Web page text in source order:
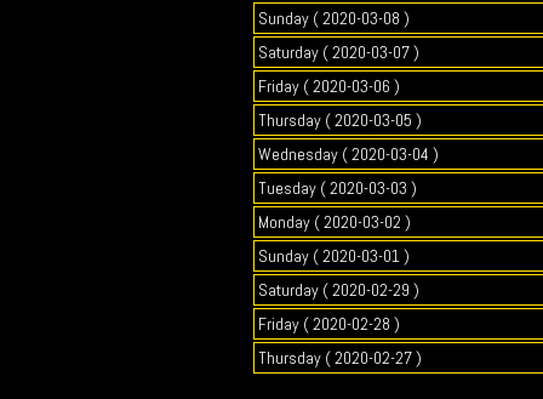
Sunday ( 2020-03-08 )
Saturday ( 2020-03-07 )
Friday ( 2020-03-06 )
Thursday ( 2020-03-05 )
Wednesday ( 2020-03-04 )
Tuesday ( 2020-03-03 )
Monday ( 2020-03-02 )
Sunday ( 2020-03-01 )
Saturday ( 2020-02-29 )
Friday ( 2020-02-28 )
Thursday ( 2020-02-27 )